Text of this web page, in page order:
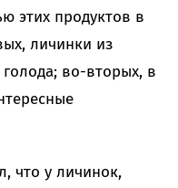
этих продуктов в
личинки из
во-вторых, в
что у личинок,